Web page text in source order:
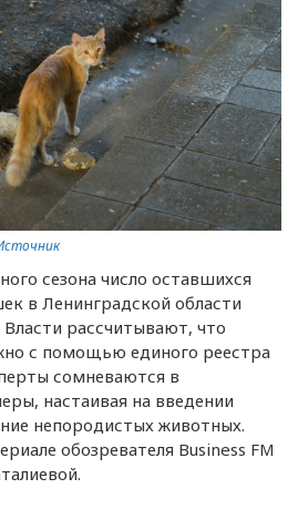
сезона число оставшихся
в Ленинградской области
Власти рассчитывают, что
с помощью единого реестра
сомневаются в
настаивая на введении
непородистых животных.
обозревателя Business FM